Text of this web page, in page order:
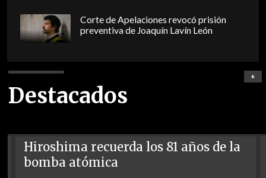
Corte de Apelaciones revocó prisión
preventiva de Joaquín Lavín León
Destacados
+
Hiroshima recuerda los 81 años de la
bomba atómica